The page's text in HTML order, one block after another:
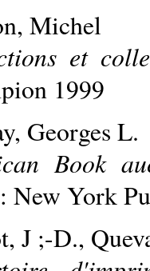
Michel
et
1999
Georges L.
Book
New York
J ;-D.,